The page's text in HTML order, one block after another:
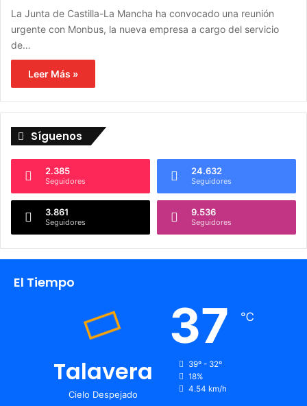
La Junta de Castilla-La Mancha ha convocado una reunión
urgente con Monbus, la nueva empresa a cargo del servicio
de…
Leer Más »
Síguenos
2.385
Seguidores
24.632
Seguidores
3.861
Seguidores
9.536
Seguidores
El Tiempo
Talavera
Cielo Despejado
37 ℃
39º - 32º
18%
4.54 km/h